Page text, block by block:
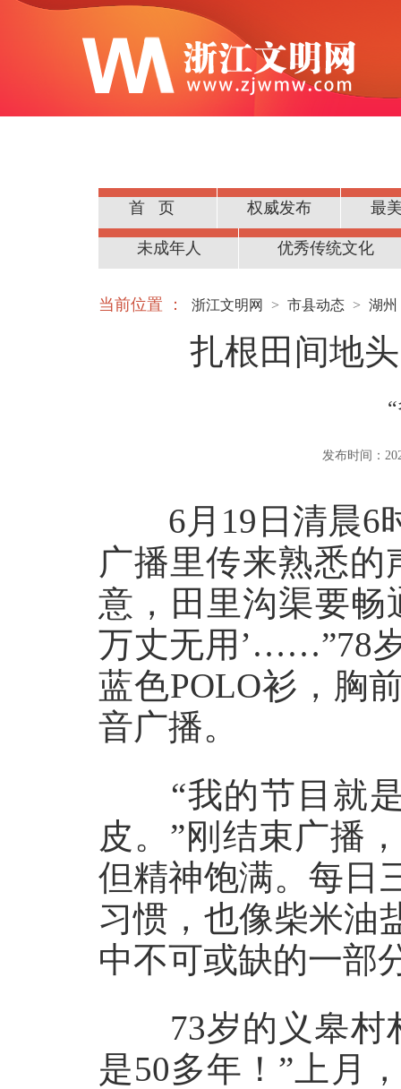
首页 权威发布 最
公民道德
未成年人 优秀传统文化
当前位置 ： 浙江文明网 > 市县动态 > 湖州
扎根田间地
发布时间：
6月19日清晨6时
广播里传来熟悉的
意，田里沟渠要畅
万丈无用’……”78
蓝色POLO衫，胸
音广播。
“我的节目就是‘
皮。”刚结束广播
但精神饱满。每日
习惯，也像柴米油
中不可或缺的一部
73岁的义皋村村
是50多年！”上月